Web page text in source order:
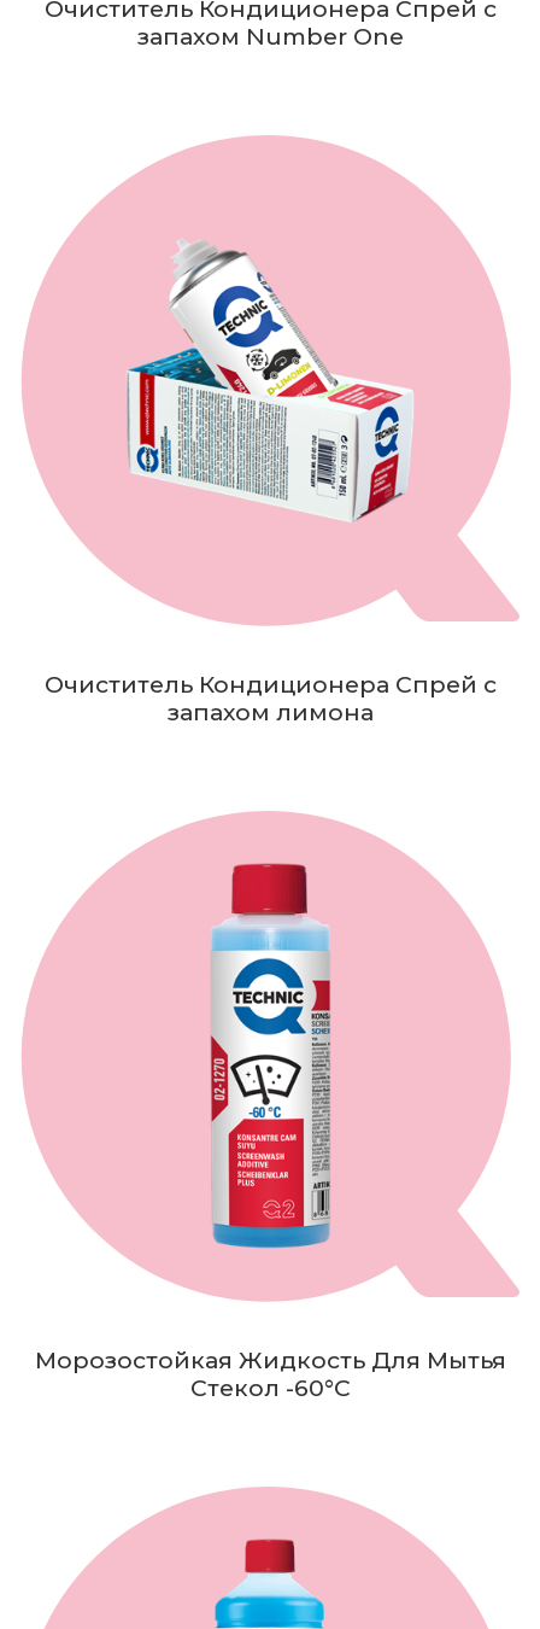
Очиститель Кондиционера Спрей с
запахом Number One
Очиститель Кондиционера Спрей с
запахом лимона
Морозостойкая Жидкость Для Мытья
Стекол -60°C